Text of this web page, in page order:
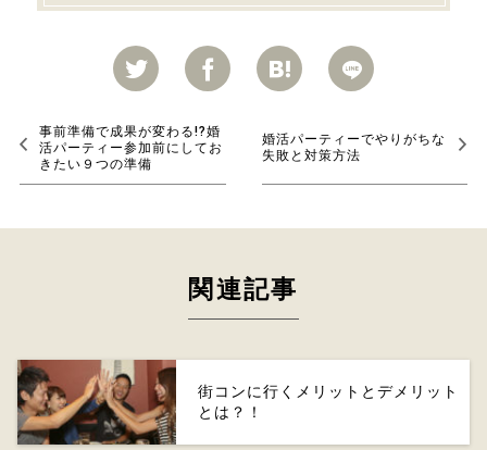
事前準備で成果が変わる!?婚
活パーティー参加前にしてお
きたい９つの準備
婚活パーティーでやりがちな
失敗と対策方法
関連記事
街コンに行くメリットとデメリット
とは？！